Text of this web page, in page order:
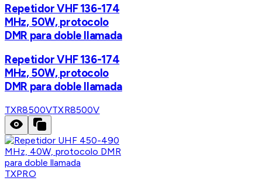
Repetidor VHF 136-174
MHz, 50W, protocolo
DMR para doble llamada
Repetidor VHF 136-174
MHz, 50W, protocolo
DMR para doble llamada
TXR8500VTXR8500V
TXPRO